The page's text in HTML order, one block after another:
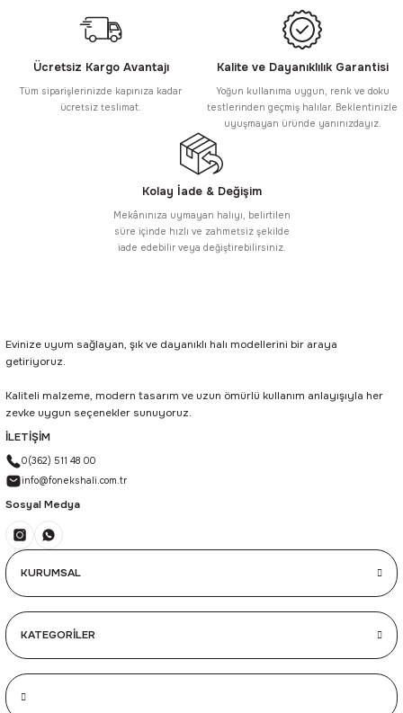
Ücretsiz Kargo Avantajı
Tüm siparişlerinizde kapınıza kadar
ücretsiz teslimat.
Kalite ve Dayanıklılık Garantisi
Yoğun kullanıma uygun, renk ve doku
testlerinden geçmiş halılar. Beklentinizle
uyuşmayan üründe yanınızdayız.
Kolay İade & Değişim
Mekânınıza uymayan halıyı, belirtilen
süre içinde hızlı ve zahmetsiz şekilde
iade edebilir veya değiştirebilirsiniz.
Evinize uyum sağlayan, şık ve dayanıklı halı modellerini bir araya
getiriyoruz.
Kaliteli malzeme, modern tasarım ve uzun ömürlü kullanım anlayışıyla her
zevke uygun seçenekler sunuyoruz.
İLETİŞİM
0(362) 511 48 00
info@fonekshali.com.tr
Sosyal Medya
KURUMSAL
KATEGORİLER